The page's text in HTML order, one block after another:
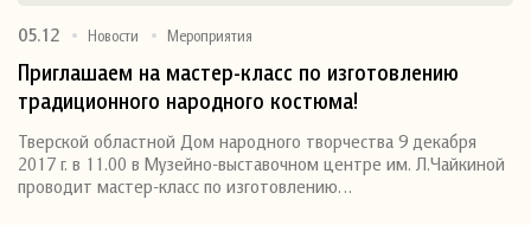
05.12 Новости Мероприятия
Приглашаем на мастер-класс по изготовлению
традиционного народного костюма!
Тверской областной Дом народного творчества 9 декабря
2017 г. в 11.00 в Музейно-выставочном центре им. Л.Чайкиной
проводит мастер-класс по изготовлению…